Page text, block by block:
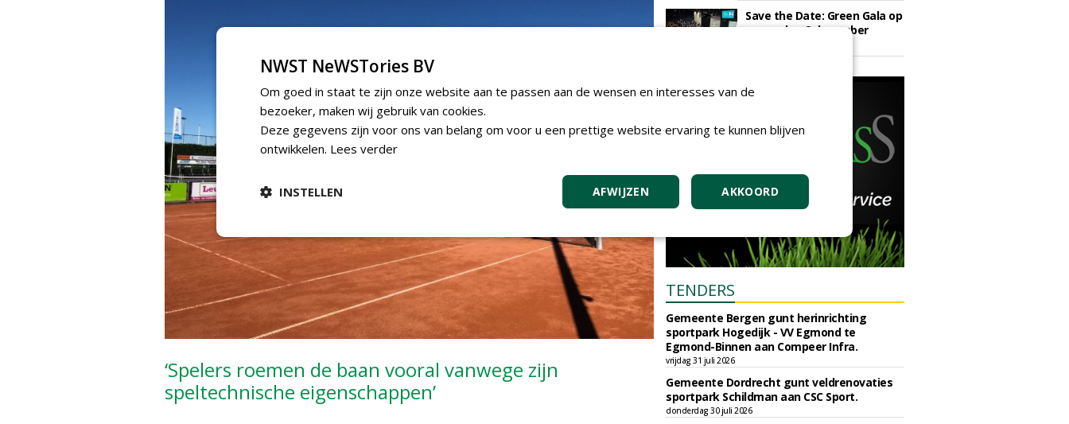
‘Spelers roemen de baan vooral vanwege zijn
speltechnische eigenschappen’
Save the Date: Green Gala op
woensdag 2 december
TENDERS
Gemeente Bergen gunt herinrichting
sportpark Hogedijk - VV Egmond te
Egmond-Binnen aan Compeer Infra.
vrijdag 31 juli 2026
Gemeente Dordrecht gunt veldrenovaties
sportpark Schildman aan CSC Sport.
donderdag 30 juli 2026
NWST NeWSTories BV
Om goed in staat te zijn onze website aan te passen aan de wensen en interesses van de
bezoeker, maken wij gebruik van cookies.
Deze gegevens zijn voor ons van belang om voor u een prettige website ervaring te kunnen blijven
ontwikkelen. Lees verder
AKKOORD
AFWIJZEN
INSTELLEN